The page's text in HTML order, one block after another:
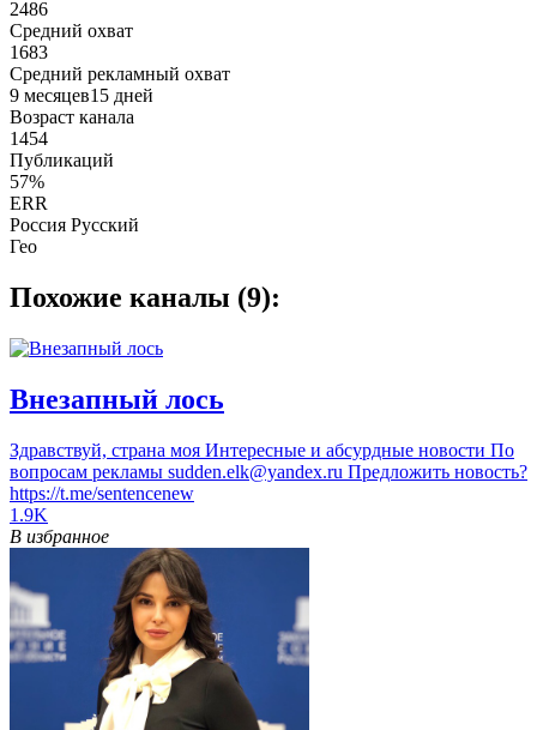
2486
Средний охват
1683
Средний рекламный охват
9 месяцев15 дней
Возраст канала
1454
Публикаций
57%
ERR
Россия Русский
Гео
Похожие каналы (9):
Внезапный лось
Здравствуй, страна моя Интересные и абсурдные новости По
вопросам рекламы sudden.elk@yandex.ru Предложить новость?
https://t.me/sentencenew
1.9K
В избранное